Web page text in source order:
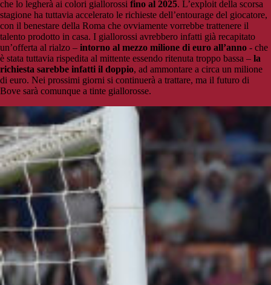
che lo legherà ai colori giallorossi fino al 2025. L’exploit della scorsa
stagione ha tuttavia accelerato le richieste dell’entourage del giocatore,
con il benestare della Roma che ovviamente vorrebbe trattenere il
talento prodotto in casa. I giallorossi avrebbero infatti già recapitato
un’offerta al rialzo – intorno al mezzo milione di euro all’anno - che
è stata tuttavia rispedita al mittente essendo ritenuta troppo bassa – la
richiesta sarebbe infatti il doppio, ad ammontare a circa un milione
di euro. Nei prossimi giorni si continuerà a trattare, ma il futuro di
Bove sarà comunque a tinte giallorosse.